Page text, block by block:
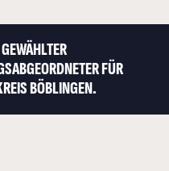
FÜR
BÖBLINGEN.